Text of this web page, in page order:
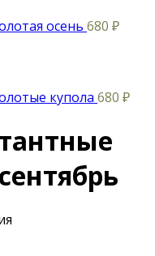
осень 680 ₽
купола 680 ₽